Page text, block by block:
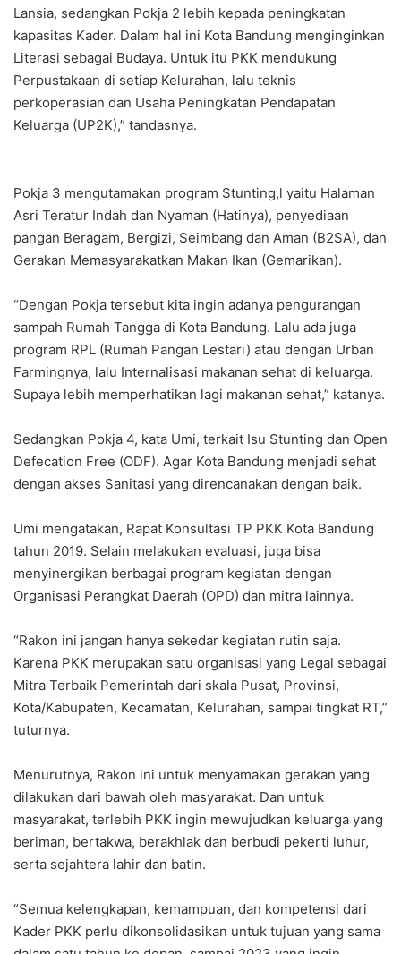
Lansia, sedangkan Pokja 2 lebih kepada peningkatan
kapasitas Kader. Dalam hal ini Kota Bandung menginginkan
Literasi sebagai Budaya. Untuk itu PKK mendukung
Perpustakaan di setiap Kelurahan, lalu teknis
perkoperasian dan Usaha Peningkatan Pendapatan
Keluarga (UP2K),” tandasnya.
Pokja 3 mengutamakan program Stunting,l yaitu Halaman
Asri Teratur Indah dan Nyaman (Hatinya), penyediaan
pangan Beragam, Bergizi, Seimbang dan Aman (B2SA), dan
Gerakan Memasyarakatkan Makan Ikan (Gemarikan).
“Dengan Pokja tersebut kita ingin adanya pengurangan
sampah Rumah Tangga di Kota Bandung. Lalu ada juga
program RPL (Rumah Pangan Lestari) atau dengan Urban
Farmingnya, lalu Internalisasi makanan sehat di keluarga.
Supaya lebih memperhatikan lagi makanan sehat,” katanya.
Sedangkan Pokja 4, kata Umi, terkait Isu Stunting dan Open
Defecation Free (ODF). Agar Kota Bandung menjadi sehat
dengan akses Sanitasi yang direncanakan dengan baik.
Umi mengatakan, Rapat Konsultasi TP PKK Kota Bandung
tahun 2019. Selain melakukan evaluasi, juga bisa
menyinergikan berbagai program kegiatan dengan
Organisasi Perangkat Daerah (OPD) dan mitra lainnya.
“Rakon ini jangan hanya sekedar kegiatan rutin saja.
Karena PKK merupakan satu organisasi yang Legal sebagai
Mitra Terbaik Pemerintah dari skala Pusat, Provinsi,
Kota/Kabupaten, Kecamatan, Kelurahan, sampai tingkat RT,”
tuturnya.
Menurutnya, Rakon ini untuk menyamakan gerakan yang
dilakukan dari bawah oleh masyarakat. Dan untuk
masyarakat, terlebih PKK ingin mewujudkan keluarga yang
beriman, bertakwa, berakhlak dan berbudi pekerti luhur,
serta sejahtera lahir dan batin.
“Semua kelengkapan, kemampuan, dan kompetensi dari
Kader PKK perlu dikonsolidasikan untuk tujuan yang sama